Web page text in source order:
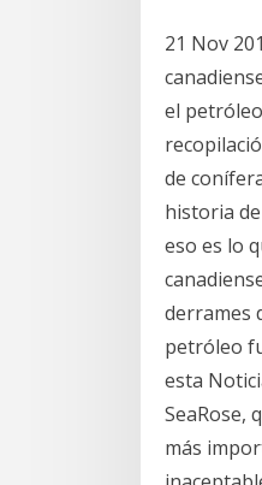
21 Nov
el
de
historia
eso es lo
derrames
petróleo
esta
SeaRose,
más